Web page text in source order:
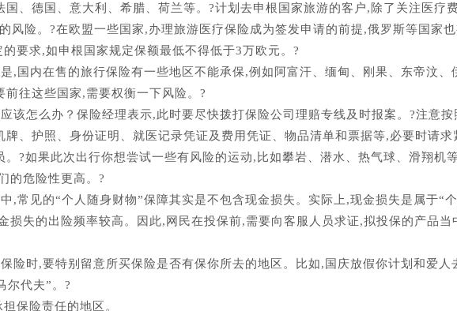
、德国、意大利、希腊、荷兰等。?计划去申根国家旅游的客户,除了关注医疗
风险。?在欧盟一些国家,办理旅游医疗保险成为签发申请的前提,俄罗斯等国家也
要求,如申根国家规定保额最低不得低于3万欧元。?
,国内在售的旅行保险有一些地区不能承保,例如阿富汗、缅甸、刚果、东帝汶、
往这些国家,需要权衡一下风险。?
该怎么办？保险经理表示,此时要尽快拨打保险公司理赔专线及时报案。?注意按
、护照、身份证明、就医记录凭证及费用凭证、物品清单和票据等,必要时请求
。?如果此次出行你想尝试一些有风险的运动,比如攀岩、潜水、热气球、滑翔机
的危险性更高。?
,常见的“个人随身财物”保障其实是不包含现金损失。实际上,现金损失是属于“
损失的出险频率较高。因此,网民在投保前,需要向客服人员求证,拟投保的产品当
险时,要特别留意所买保险是否有保你所去的地区。比如,国庆放假你计划和爱人
尔代夫”。?
保险责任的地区。